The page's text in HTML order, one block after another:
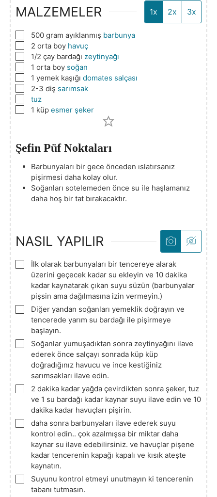
MALZEMELER 1x 2x 3x
▢
500 gram ayıklanmış barbunya
▢
2 orta boy havuç
▢1/2 çay bardağı zeytinyağı
▢1 orta boy soğan
▢1 yemek kaşığı domates salçası
▢
2-3 diş sarımsak
▢
tuz
▢1 küp esmer şeker
Şefin Püf Noktaları
Barbunyaları bir gece önceden ıslatırsanız
pişirmesi daha kolay olur.
Soğanları sotelemeden önce su ile haşlamanız
daha hoş bir tat bırakacaktır.
NASIL YAPILIR
▢
İlk olarak barbunyaları bir tencereye alarak
üzerini geçecek kadar su ekleyin ve 10 dakika
kadar kaynatarak çıkan suyu süzün (barbunyalar
pişsin ama dağılmasına izin vermeyin.)
▢
Diğer yandan soğanları yemeklik doğrayın ve
tencerede yarım su bardağı ile pişirmeye
başlayın.
▢
Soğanlar yumuşadıktan sonra zeytinyağını ilave
ederek önce salçayı sonrada küp küp
doğradığınız havucu ve ince kestiğiniz
sarımsakları ilave edin.
▢
2 dakika kadar yağda çevirdikten sonra şeker, tuz
ve 1 su bardağı kadar kaynar suyu ilave edin ve 10
dakika kadar havuçları pişirin.
▢
daha sonra barbunyaları ilave ederek suyu
kontrol edin.. çok azalmışsa bir miktar daha
kaynar su ilave edebilirsiniz. ve havuçlar pişene
kadar tencerenin kapağı kapalı ve kısık ateşte
kaynatın.
▢
Suyunu kontrol etmeyi unutmayın ki tencerenin
tabanı tutmasın.